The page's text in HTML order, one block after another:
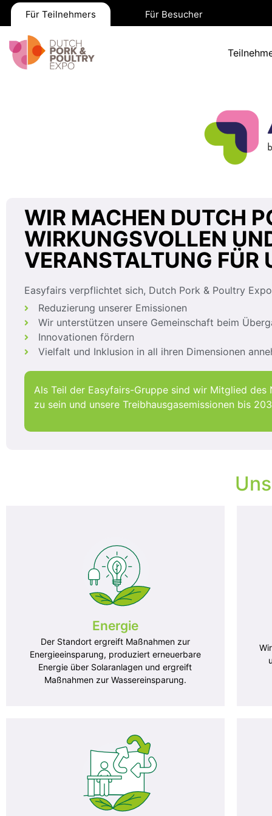
Für Teilnehmers Für Besucher
WIR MACHEN DUTCH
WIRKUNGSVOLLEN
VERANSTALTUNG FÜR
Easyfairs verpflichtet sich, Dutch Pork & Poultry
Reduzierung unserer Emissionen
Wir unterstützen unsere Gemeinschaft beim
Innovationen fördern
Vielfalt und Inklusion in all ihren Dimensionen
Als Teil der Easyfairs-Gruppe sind wir Mitglied
zu sein und unsere Treibhausgasemissionen bis
Energie
Der Standort ergreift Maßnahmen zur
Energieeinsparung, produziert erneuerbare
Energie über Solaranlagen und ergreift
Maßnahmen zur Wassereinsparung.
Wir begrenzen unseren Energieverbrauch
durch eine strenge Kontrolle von Beleuchtung,